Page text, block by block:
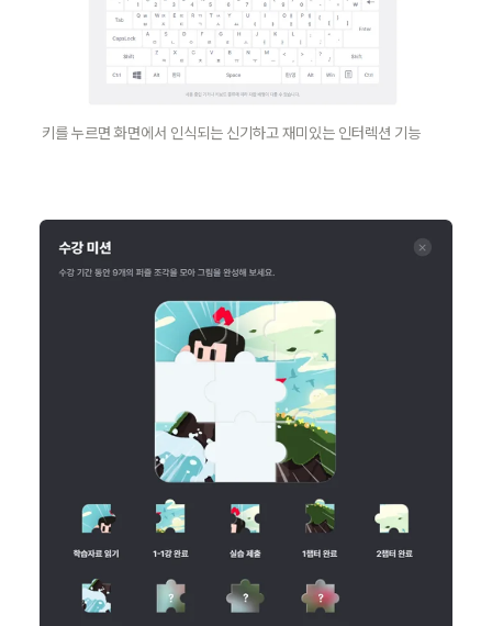
키를 누르면 화면에서 인식되는 신기하고 재미있는 인터렉션 기능